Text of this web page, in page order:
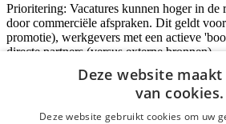
Prioritering: Vacatures kunnen hoger in de
door commerciële afspraken. Dit geldt
promotie), werkgevers met een actieve
directe partners (versus externe bronnen).
Inloggen als bedrijf
Deze website
van cookies.
Deze website gebruikt cookies om uw